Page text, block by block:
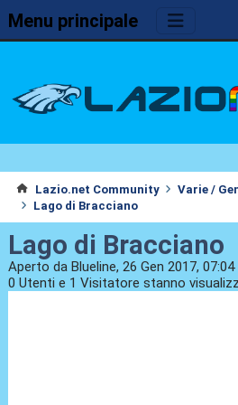
Menu principale
Lazio.net Community Varie /
Lago di Bracciano
Lago di Bracciano
Aperto da Blueline, 26 Gen 2017, 07:04
0 Utenti e 1 Visitatore stanno